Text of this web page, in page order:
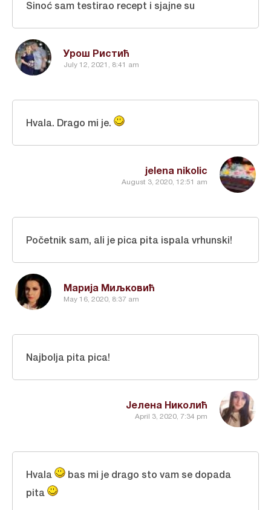
Урош Ристић
July 12, 2021, 8:41 am
Sinoć sam testirao recept i sjajne su
jelena nikolic
August 3, 2020, 12:51 am
Hvala. Drago mi je.
Марија Миљковић
May 16, 2020, 8:37 am
Početnik sam, ali je pica pita ispala vrhunski!
Јелена Николић
April 3, 2020, 7:34 pm
Najbolja pita pica!
Hvala
bas mi je drago sto vam se dopada
pita